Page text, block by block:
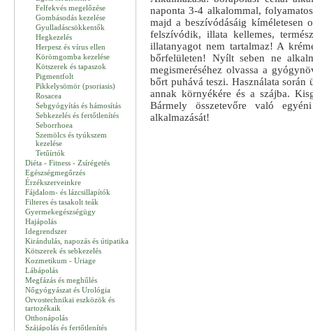
Felfekvés megelőzése
Gombásodás kezelése
Gyulladáscsökkentők
Hegkezelés
Herpesz és vírus ellen
Körömgomba kezelése
Kötszerek és tapaszok
Pigmentfolt
Pikkelysömör (psoriasis)
Rosacea
Sebgyógyítás és hámosítás
Sebkezelés és fertőtlenítés
Seborrhoea
Szemölcs és tyúkszem
kezelése
Tetűírtók
Diéta - Fitness - Zsírégetés
Egészségmegőrzés
Érzékszerveinkre
Fájdalom- és lázcsillapítók
Filteres és tasakolt teák
Gyermekegészségügy
Hajápolás
Idegrendszer
Kirándulás, napozás és útipatika
Kötszerek és sebkezelés
Kozmetikum - Uriage
Lábápolás
Megfázás és meghűlés
Nőgyógyászat és Urológia
Orvostechnikai eszközök és
tartozékaik
Otthonápolás
Szájápolás és fertőtlenítés
naponta 3-4 alkalommal,
majd a beszívódásáig kíméletesen
felszívódik, illata kellemes,
illatanyagot nem tartalmaz! A
bőrfelületen! Nyílt seben ne
megismeréséhez olvassa a
bőrt puhává teszi. Használata
annak környékére és a szájba.
Bármely összetevőre való
alkalmazását!